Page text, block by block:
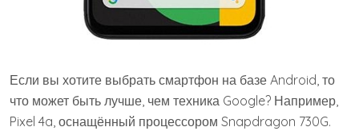
Если вы хотите выбрать смартфон на базе Android, то
что может быть лучше, чем техника Google? Например,
Pixel 4a, оснащённый процессором Snapdragon 730G.